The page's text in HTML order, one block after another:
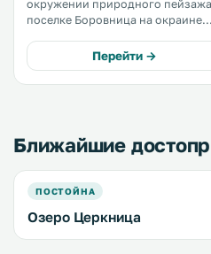
окружении природного
поселке Боровница на окраине
оформленные в антикварном
стиле номера с кондиционером
Перейти →
Ближайшие
ПОСТОЙНА
Озеро Церкница